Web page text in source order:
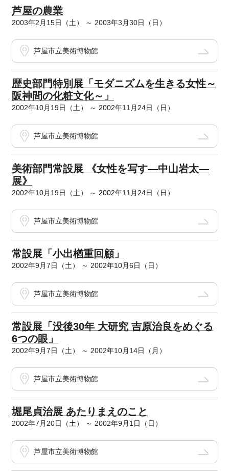
芦屋の農業
2003年2月15日（土） ～ 2003年3月30日（日）
芦屋市立美術博物館
歴史部門特別展「モダニズムを生きる女性～
阪神間の化粧文化～」
2002年10月19日（土） ～ 2002年11月24日（日）
芦屋市立美術博物館
美術部門常設展 《女性を写す―中山岩太―
展》
2002年10月19日（土） ～ 2002年11月24日（日）
芦屋市立美術博物館
常設展「小出楢重回顧」
2002年9月7日（土） ～ 2002年10月6日（日）
芦屋市立美術博物館
常設展「没後30年 大研究 吉原治良をめぐる
6つの眼」
2002年9月7日（土） ～ 2002年10月14日（月）
芦屋市立美術博物館
堀尾貞治展 あたりまえのこと
2002年7月20日（土） ～ 2002年9月1日（日）
芦屋市立美術博物館